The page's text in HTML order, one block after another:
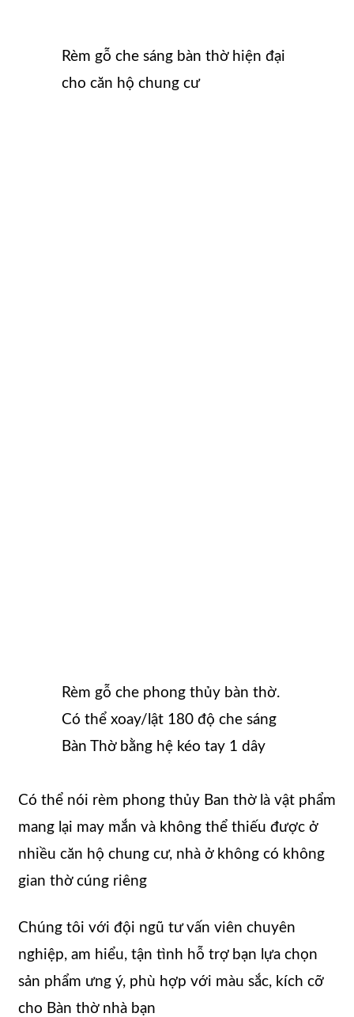
Rèm gỗ che sáng bàn thờ hiện đại
cho căn hộ chung cư
Rèm gỗ che phong thủy bàn thờ.
Có thể xoay/lật 180 độ che sáng
Bàn Thờ bằng hệ kéo tay 1 dây
Có thể nói rèm phong thủy Ban thờ là vật phẩm
mang lại may mắn và không thể thiếu được ở
nhiều căn hộ chung cư, nhà ở không có không
gian thờ cúng riêng
Chúng tôi với đội ngũ tư vấn viên chuyên
nghiệp, am hiểu, tận tình hỗ trợ bạn lựa chọn
sản phẩm ưng ý, phù hợp với màu sắc, kích cỡ
cho Bàn thờ nhà bạn